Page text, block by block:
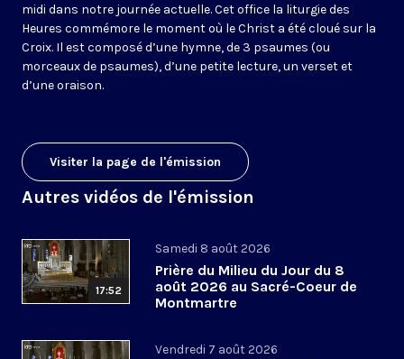
midi dans notre journée actuelle. Cet office la liturgie des
Heures commémore le moment où le Christ a été cloué sur la
Croix. Il est composé d’une hymne, de 3 psaumes (ou
morceaux de psaumes), d’une petite lecture, un verset et
d’une oraison.
Visiter la page de l'émission
Autres vidéos de l'émission
17:52
Samedi 8 août 2026
Prière du Milieu du Jour du 8
août 2026 au Sacré-Coeur de
Montmartre
Vendredi 7 août 2026